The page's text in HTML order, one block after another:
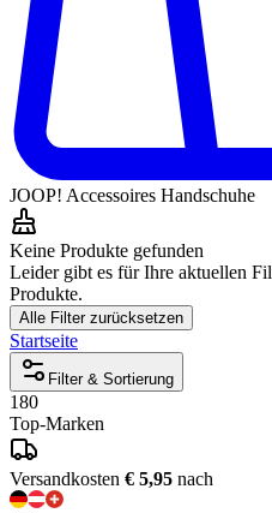
JOOP! Accessoires Handschuhe
Keine Produkte gefunden
Leider gibt es für Ihre aktuellen
Produkte.
Alle Filter zurücksetzen
Startseite
Filter & Sortierung
180
Top-Marken
Versandkosten € 5,95 nach